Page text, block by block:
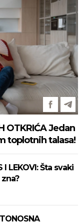
OTKRIĆA Jedan
toplotnih talasa!
I LEKOVI: Šta svaki